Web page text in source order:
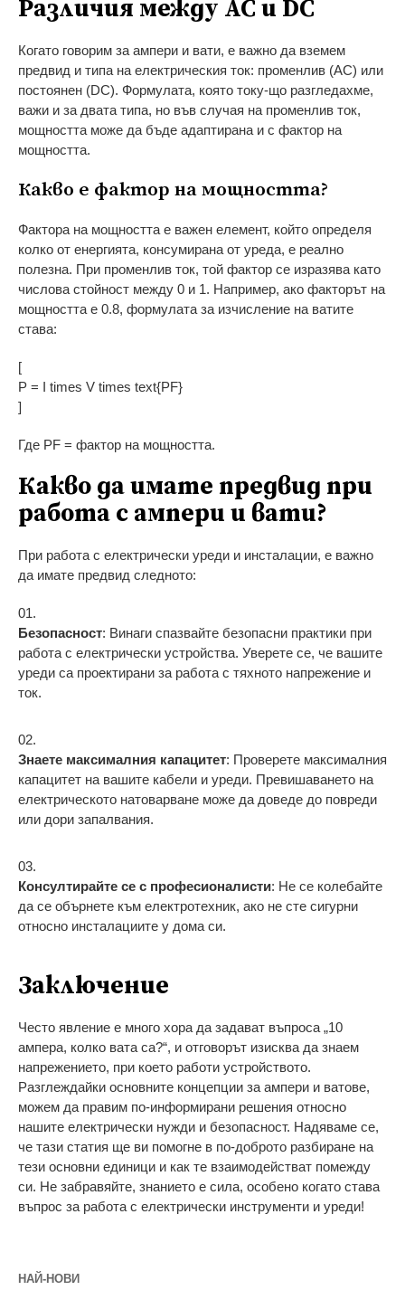
Различия между AC и DC
Когато говорим за ампери и вати, е важно да вземем
предвид и типа на електрическия ток: променлив (AC) или
постоянен (DC). Формулата, която току-що разгледахме,
важи и за двата типа, но във случая на променлив ток,
мощността може да бъде адаптирана и с фактор на
мощността.
Какво е фактор на мощността?
Фактора на мощността е важен елемент, който определя
колко от енергията, консумирана от уреда, е реално
полезна. При променлив ток, той фактор се изразява като
числова стойност между 0 и 1. Например, ако факторът на
мощността е 0.8, формулата за изчисление на ватите
става:
[
P = I times V times text{PF}
]
Где PF = фактор на мощността.
Какво да имате предвид при
работа с ампери и вати?
При работа с електрически уреди и инсталации, е важно
да имате предвид следното:
Безопасност: Винаги спазвайте безопасни практики при
работа с електрически устройства. Уверете се, че вашите
уреди са проектирани за работа с тяхното напрежение и
ток.
Знаете максималния капацитет: Проверете максималния
капацитет на вашите кабели и уреди. Превишаването на
електрическото натоварване може да доведе до повреди
или дори запалвания.
Консултирайте се с професионалисти: Не се колебайте
да се обърнете към електротехник, ако не сте сигурни
относно инсталациите у дома си.
Заключение
Често явление е много хора да задават въпроса „10
ампера, колко вата са?“, и отговорът изисква да знаем
напрежението, при което работи устройството.
Разглеждайки основните концепции за ампери и ватове,
можем да правим по-информирани решения относно
нашите електрически нужди и безопасност. Надяваме се,
че тази статия ще ви помогне в по-доброто разбиране на
тези основни единици и как те взаимодействат помежду
си. Не забравяйте, знанието е сила, особено когато става
въпрос за работа с електрически инструменти и уреди!
НАЙ-НОВИ